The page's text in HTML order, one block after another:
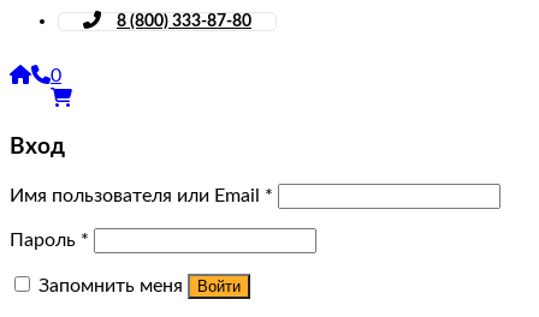
8 (800) 333-87-80
0
Вход
Имя пользователя или Email *
Пароль *
Запомнить меня Войти